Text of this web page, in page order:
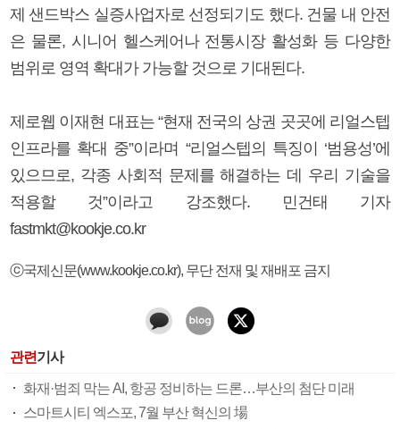
제 샌드박스 실증사업자로 선정되기도 했다. 건물 내 안전
은 물론, 시니어 헬스케어나 전통시장 활성화 등 다양한
범위로 영역 확대가 가능할 것으로 기대된다.
제로웹 이재현 대표는 “현재 전국의 상권 곳곳에 리얼스텝
인프라를 확대 중”이라며 “리얼스텝의 특징이 ‘범용성’에
있으므로, 각종 사회적 문제를 해결하는 데 우리 기술을
적용할 것”이라고 강조했다. 민건태 기자
fastmkt@kookje.co.kr
ⓒ국제신문(www.kookje.co.kr), 무단 전재 및 재배포 금지
관련기사
화재·범죄 막는 AI, 항공 정비하는 드론…부산의 첨단 미래
스마트시티 엑스포, 7월 부산 혁신의 場